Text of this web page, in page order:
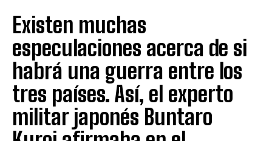
Existen muchas
especulaciones acerca de si
habrá una guerra entre los
tres países. Así, el experto
militar japonés Buntaro